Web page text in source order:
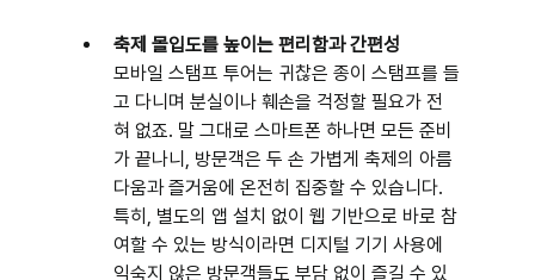
축제 몰입도를 높이는 편리함과 간편성
모바일 스탬프 투어는 귀찮은 종이 스탬프를 들
고 다니며 분실이나 훼손을 걱정할 필요가 전
혀 없죠. 말 그대로 스마트폰 하나면 모든 준비
가 끝나니, 방문객은 두 손 가볍게 축제의 아름
다움과 즐거움에 온전히 집중할 수 있습니다.
특히, 별도의 앱 설치 없이 웹 기반으로 바로 참
여할 수 있는 방식이라면 디지털 기기 사용에
익숙지 않은 방문객들도 부담 없이 즐길 수 있